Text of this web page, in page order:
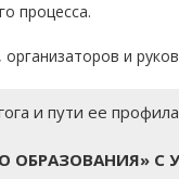
процесса.
и
и пути ее
ОБРАЗОВАНИЯ» С